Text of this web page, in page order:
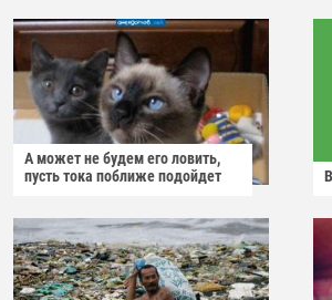
А может не будем его ловить,
пусть тока поближе подойдет